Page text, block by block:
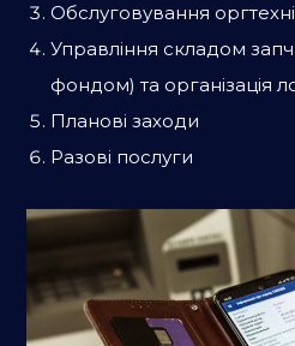
Обслуговування
Управління складом
фондом) та організація
Планові заходи
Разові послуги